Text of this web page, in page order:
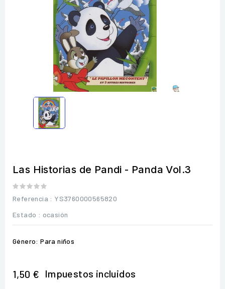
Las Historias de Pandi - Panda Vol.3
Referencia : YS3760000565820
Estado : ocasión
Género: Para niños
1,50 € Impuestos incluidos